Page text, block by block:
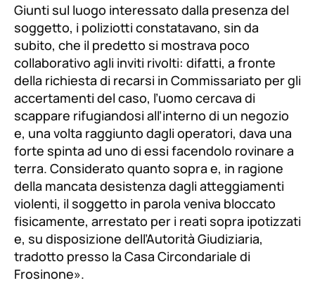
Giunti sul luogo interessato dalla presenza del
soggetto, i poliziotti constatavano, sin da
subito, che il predetto si mostrava poco
collaborativo agli inviti rivolti: difatti, a fronte
della richiesta di recarsi in Commissariato per gli
accertamenti del caso, l’uomo cercava di
scappare rifugiandosi all’interno di un negozio
e, una volta raggiunto dagli operatori, dava una
forte spinta ad uno di essi facendolo rovinare a
terra. Considerato quanto sopra e, in ragione
della mancata desistenza dagli atteggiamenti
violenti, il soggetto in parola veniva bloccato
fisicamente, arrestato per i reati sopra ipotizzati
e, su disposizione dell’Autorità Giudiziaria,
tradotto presso la Casa Circondariale di
Frosinone».